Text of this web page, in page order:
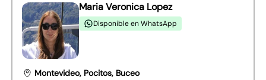
Maria Veronica Lopez
Disponible en WhatsApp
Montevideo, Pocitos, Buceo